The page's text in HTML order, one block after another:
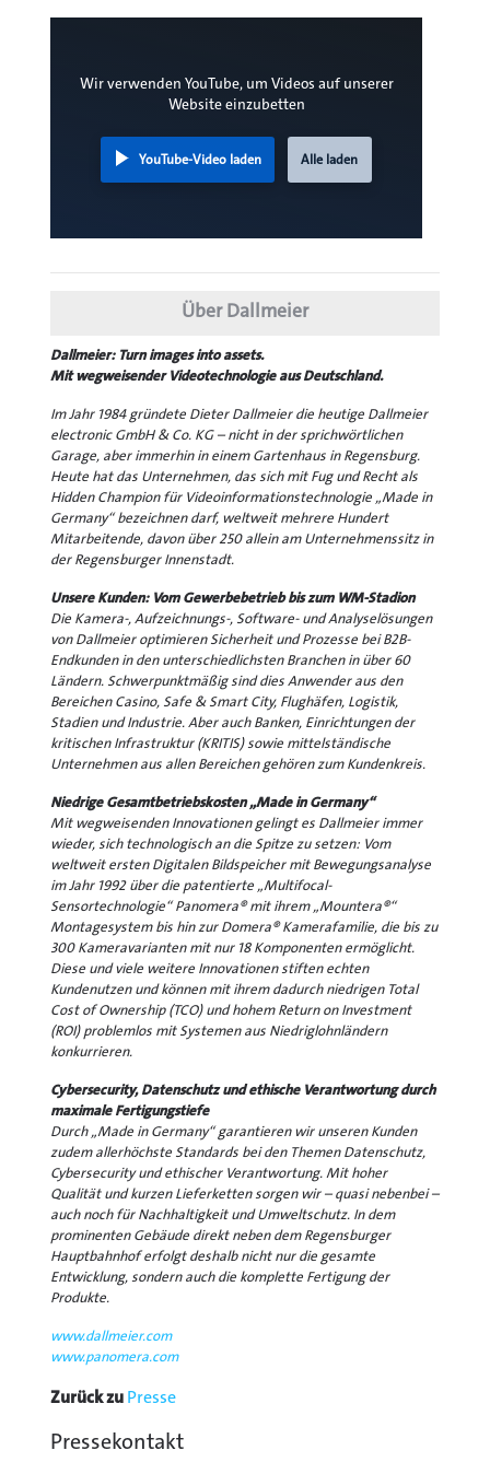
Wir verwenden YouTube, um Videos auf unserer
Website einzubetten
YouTube-Video laden Alle laden
Über Dallmeier
Dallmeier: Turn images into assets.
Mit wegweisender Videotechnologie aus Deutschland.
Im Jahr 1984 gründete Dieter Dallmeier die heutige Dallmeier
electronic GmbH & Co. KG – nicht in der sprichwörtlichen
Garage, aber immerhin in einem Gartenhaus in Regensburg.
Heute hat das Unternehmen, das sich mit Fug und Recht als
Hidden Champion für Videoinformationstechnologie „Made in
Germany“ bezeichnen darf, weltweit mehrere Hundert
Mitarbeitende, davon über 250 allein am Unternehmenssitz in
der Regensburger Innenstadt.
Unsere Kunden: Vom Gewerbebetrieb bis zum WM-Stadion
Die Kamera-, Aufzeichnungs-, Software- und Analyselösungen
von Dallmeier optimieren Sicherheit und Prozesse bei B2B-
Endkunden in den unterschiedlichsten Branchen in über 60
Ländern. Schwerpunktmäßig sind dies Anwender aus den
Bereichen Casino, Safe & Smart City, Flughäfen, Logistik,
Stadien und Industrie. Aber auch Banken, Einrichtungen der
kritischen Infrastruktur (KRITIS) sowie mittelständische
Unternehmen aus allen Bereichen gehören zum Kundenkreis.
Niedrige Gesamtbetriebskosten „Made in Germany“
Mit wegweisenden Innovationen gelingt es Dallmeier immer
wieder, sich technologisch an die Spitze zu setzen: Vom
weltweit ersten Digitalen Bildspeicher mit Bewegungsanalyse
im Jahr 1992 über die patentierte „Multifocal-
Sensortechnologie“ Panomera® mit ihrem „Mountera®“
Montagesystem bis hin zur Domera® Kamerafamilie, die bis zu
300 Kameravarianten mit nur 18 Komponenten ermöglicht.
Diese und viele weitere Innovationen stiften echten
Kundenutzen und können mit ihrem dadurch niedrigen Total
Cost of Ownership (TCO) und hohem Return on Investment
(ROI) problemlos mit Systemen aus Niedriglohnländern
konkurrieren.
Cybersecurity, Datenschutz und ethische Verantwortung durch
maximale Fertigungstiefe
Durch „Made in Germany“ garantieren wir unseren Kunden
zudem allerhöchste Standards bei den Themen Datenschutz,
Cybersecurity und ethischer Verantwortung. Mit hoher
Qualität und kurzen Lieferketten sorgen wir – quasi nebenbei –
auch noch für Nachhaltigkeit und Umweltschutz. In dem
prominenten Gebäude direkt neben dem Regensburger
Hauptbahnhof erfolgt deshalb nicht nur die gesamte
Entwicklung, sondern auch die komplette Fertigung der
Produkte.
www.dallmeier.com
www.panomera.com
Zurück zuPresse
Pressekontakt